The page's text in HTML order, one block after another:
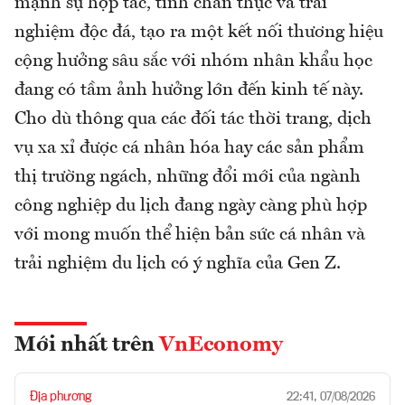
mạnh sự hợp tác, tính chân thực và trải
nghiệm độc đá, tạo ra một kết nối thương hiệu
cộng hưởng sâu sắc với nhóm nhân khẩu học
đang có tầm ảnh hưởng lớn đến kinh tế này.
Cho dù thông qua các đối tác thời trang, dịch
vụ xa xỉ được cá nhân hóa hay các sản phẩm
thị trường ngách, những đổi mới của ngành
công nghiệp du lịch đang ngày càng phù hợp
với mong muốn thể hiện bản sức cá nhân và
trải nghiệm du lịch có ý nghĩa của Gen Z.
Mới nhất trên VnEconomy
Địa phương 22:41, 07/08/2026